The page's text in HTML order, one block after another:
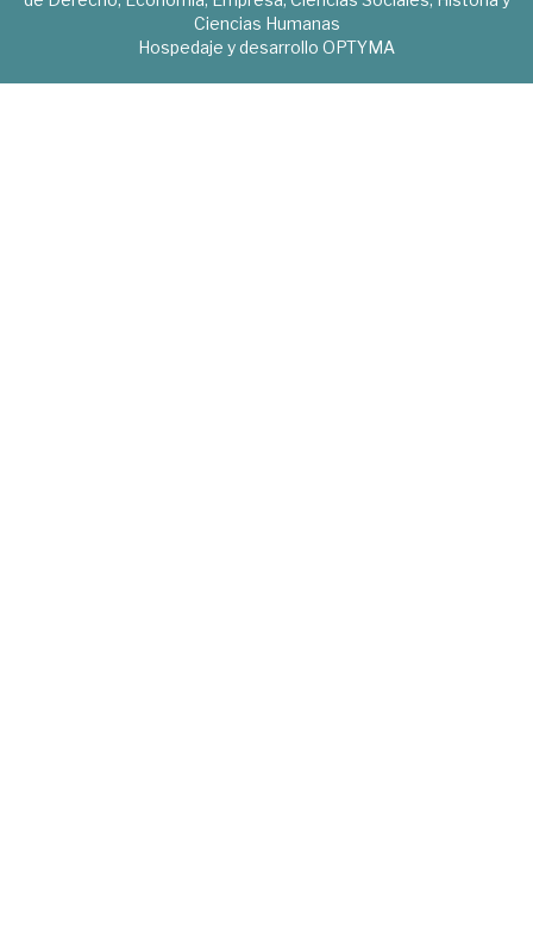
Ciencias Humanas
Hospedaje y desarrollo OPTYMA